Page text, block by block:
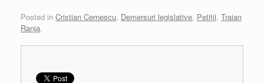
Posted in Cristian Cernescu, Demersuri legislative, Petiţii, Traian
Ranja.